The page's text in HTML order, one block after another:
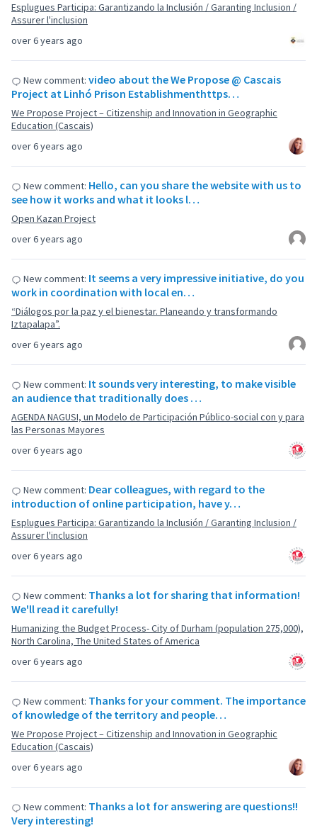
over 6 years ago
Esplugues Participa: Garantizando la Inclusión / Garanting Inclusion /
Assurer l'inclusion
over 6 years ago
New comment: video about the We Propose @ Cascais
Project at Linhó Prison Establishmenthttps…
We Propose Project – Citizenship and Innovation in Geographic
Education (Cascais)
over 6 years ago
New comment: Hello, can you share the website with us to
see how it works and what it looks l…
Open Kazan Project
over 6 years ago
New comment: It seems a very impressive initiative, do you
work in coordination with local en…
“Diálogos por la paz y el bienestar. Planeando y transformando
Iztapalapa”.
over 6 years ago
New comment: It sounds very interesting, to make visible
an audience that traditionally does …
AGENDA NAGUSI, un Modelo de Participación Público-social con y para
las Personas Mayores
over 6 years ago
New comment: Dear colleagues, with regard to the
introduction of online participation, have y…
Esplugues Participa: Garantizando la Inclusión / Garanting Inclusion /
Assurer l'inclusion
over 6 years ago
New comment: Thanks a lot for sharing that information!
We'll read it carefully!
Humanizing the Budget Process- City of Durham (population 275,000),
North Carolina, The United States of America
over 6 years ago
New comment: Thanks for your comment. The importance
of knowledge of the territory and people…
We Propose Project – Citizenship and Innovation in Geographic
Education (Cascais)
New comment: Thanks a lot for answering are questions!!
Very interesting!